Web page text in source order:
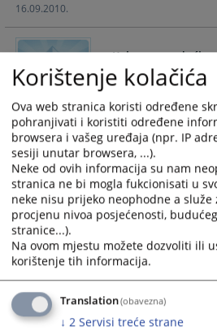
a
date.
Press
the
question
mark
key
to
get
the
keyboard
shortcuts
for
changing
dates.
Press
the
question
mark
key
to
get
the
keyboard
shortcuts
changing
dates.
16.09.2010.
Kako mogu doći
Predsjednika suda?
Stranke koje žele prijem kod
da podnesu pismeni zahtjev sa
prijem kod predsjednika suda,
13.09.2010.
Kako mogu doći
Do sudije koji sudi u Vašem
bez poziva ili suprotne stranke u
13.09.2010.
Korištenje kolačića
Ova web stranica koristi određene
pohranjivati i koristiti određene
browsera i vašeg uređaja (npr. IP
sesiji unutar browsera, ...).
Neke od ovih informacija su nam
stranica ne bi mogla fukcionisati u
neke nisu prijeko neophodne a
procjenu nivoa posjećenosti,
stranice...).
Na ovom mjestu možete dozvoliti ili
korištenje tih informacija.
Translation(obavezna)
↓ 2 Servisi treće strane